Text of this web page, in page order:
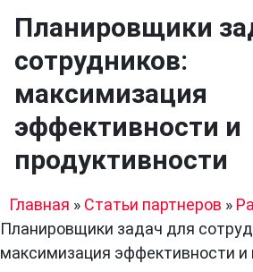
Планировщики
сотрудников:
максимизация
эффективности и
продуктивности
Главная » Статьи партнеров »
Планировщики задач для
максимизация эффективности и